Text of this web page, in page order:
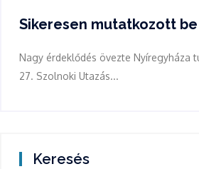
Sikeresen mutatkozott
Nagy érdeklődés övezte Nyíregyháza
27. Szolnoki Utazás...
Keresés